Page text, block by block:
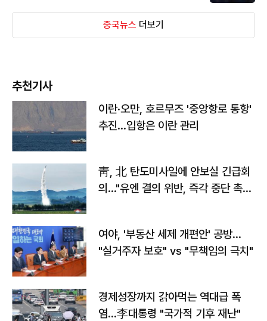
중국뉴스 더보기
추천기사
이란·오만, 호르무즈 '중앙항로 통항'
추진…입항은 이란 관리
靑, 北 탄도미사일에 안보실 긴급회
의…"유엔 결의 위반, 즉각 중단 촉
여야, '부동산 세제 개편안' 공방…
"실거주자 보호" vs "무책임의 극치"
경제성장까지 갉아먹는 역대급 폭
염…李대통령 "국가적 기후 재난"